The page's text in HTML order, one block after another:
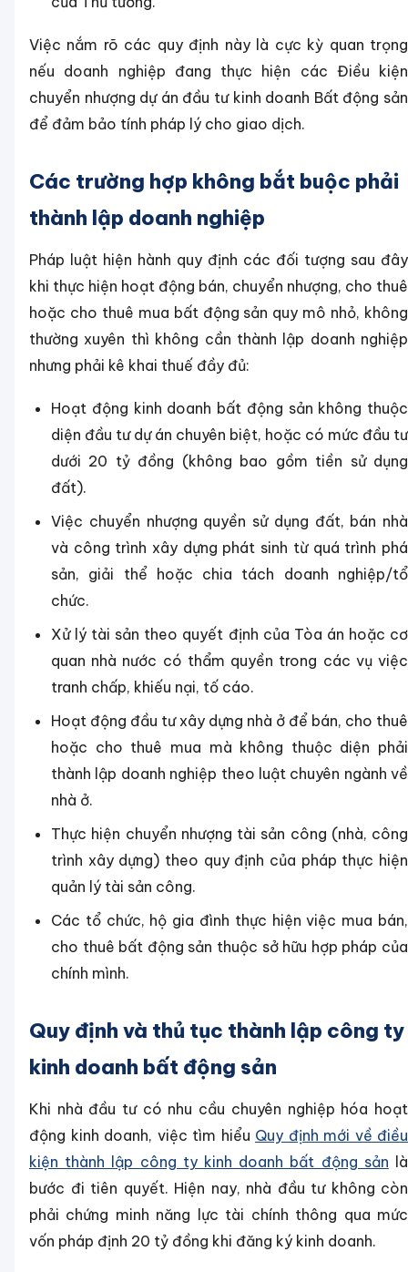
Việc nắm rõ các quy định này là cực kỳ quan trọng
nếu doanh nghiệp đang thực hiện các Điều kiện
chuyển nhượng dự án đầu tư kinh doanh Bất động sản
để đảm bảo tính pháp lý cho giao dịch.
Các trường hợp không bắt buộc phải
thành lập doanh nghiệp
Pháp luật hiện hành quy định các đối tượng sau đây
khi thực hiện hoạt động bán, chuyển nhượng, cho thuê
hoặc cho thuê mua bất động sản quy mô nhỏ, không
thường xuyên thì không cần thành lập doanh nghiệp
nhưng phải kê khai thuế đầy đủ:
Hoạt động kinh doanh bất động sản không thuộc
diện đầu tư dự án chuyên biệt, hoặc có mức đầu tư
dưới 20 tỷ đồng (không bao gồm tiền sử dụng
đất).
Việc chuyển nhượng quyền sử dụng đất, bán nhà
và công trình xây dựng phát sinh từ quá trình phá
sản, giải thể hoặc chia tách doanh nghiệp/tổ
chức.
Xử lý tài sản theo quyết định của Tòa án hoặc cơ
quan nhà nước có thẩm quyền trong các vụ việc
tranh chấp, khiếu nại, tố cáo.
Hoạt động đầu tư xây dựng nhà ở để bán, cho thuê
hoặc cho thuê mua mà không thuộc diện phải
thành lập doanh nghiệp theo luật chuyên ngành về
nhà ở.
Thực hiện chuyển nhượng tài sản công (nhà, công
trình xây dựng) theo quy định của pháp thực hiện
quản lý tài sản công.
Các tổ chức, hộ gia đình thực hiện việc mua bán,
cho thuê bất động sản thuộc sở hữu hợp pháp của
chính mình.
Quy định và thủ tục thành lập công ty
kinh doanh bất động sản
Khi nhà đầu tư có nhu cầu chuyên nghiệp hóa hoạt
động kinh doanh, việc tìm hiểu Quy định mới về điều
kiện thành lập công ty kinh doanh bất động sản là
bước đi tiên quyết. Hiện nay, nhà đầu tư không còn
phải chứng minh năng lực tài chính thông qua mức
vốn pháp định 20 tỷ đồng khi đăng ký kinh doanh.